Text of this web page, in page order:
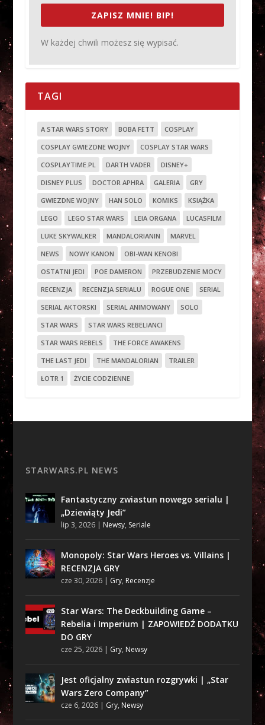
ZAPISZ MNIE! BIP!
W każdej chwili możesz się wypisać.
TAGI
A STAR WARS STORY BOBA FETT
COSPLAY
COSPLAY GWIEZDNE WOJNY
COSPLAY STAR WARS
COSPLAYTIME.PL
DARTH VADER
DISNEY+
DISNEY PLUS
DOCTOR APHRA GALERIA
GRY
GWIEZDNE WOJNY
HAN SOLO KOMIKS
KSIĄŻKA
LEGO
LEGO STAR WARS LEIA ORGANA
LUCASFILM
LUKE SKYWALKER
MANDALORIANIN
MARVEL
NEWS
NOWY KANON
OBI-WAN KENOBI
OSTATNI JEDI
POE DAMERON
PRZEBUDZENIE MOCY
RECENZJA
RECENZJA SERIALU ROGUE ONE
SERIAL
SERIAL AKTORSKI
SERIAL ANIMOWANY
SOLO
STAR WARS
STAR WARS REBELIANCI
STAR WARS REBELS
THE FORCE AWAKENS
THE LAST JEDI
THE MANDALORIAN
TRAILER
ŁOTR 1
ŻYCIE CODZIENNE
STARWARS.PL NEWS
Fantastyczny zwiastun nowego serialu |
„Dziewiąty Jedi”
lip 3, 2026| Newsy, Seriale
Monopoly: Star Wars Heroes vs. Villains |
RECENZJA GRY
cze 30, 2026| Gry, Recenzje
Star Wars: The Deckbuilding Game –
Rebelia i Imperium | ZAPOWIEDŹ DODATKU
DO GRY
cze 25, 2026| Gry, Newsy
Jest oficjalny zwiastun rozgrywki | „Star
Wars Zero Company”
cze 6, 2026| Gry, Newsy